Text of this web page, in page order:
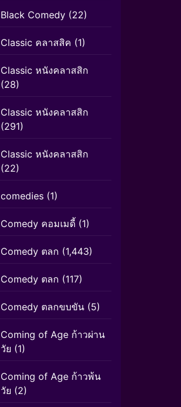
Black Comedy (22)
Classic คลาสสิค (1)
Classic หนังคลาสสิก
(28)
Classic หนังคลาสสิก
(291)
Classic หนังคลาสสิก
(22)
comedies (1)
Comedy คอมเมดี้ (1)
Comedy ตลก (1,443)
Comedy ตลก (117)
Comedy ตลกขบขัน (5)
Coming of Age ก้าวผ่าน
วัย (1)
Coming of Age ก้าวพ้น
วัย (2)